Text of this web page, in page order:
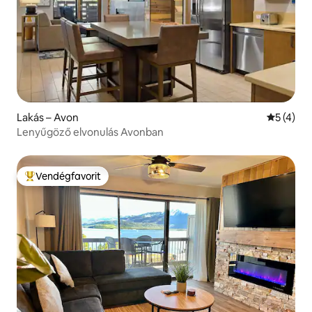
Lakás – Avon Átlagos
5 (4)
Lenyűgöző elvonulás Avonban
Kiemelt vendégfavorit
Vendégfavorit